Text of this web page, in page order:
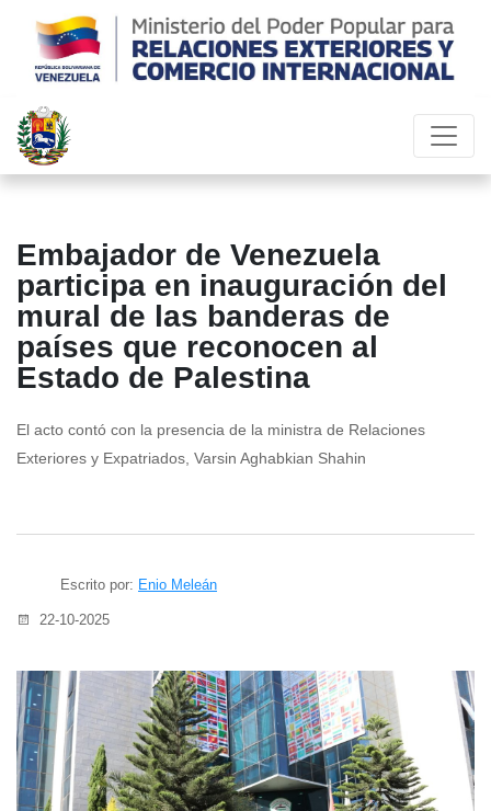
Embajador de Venezuela
participa en inauguración del
mural de las banderas de
países que reconocen al
Estado de Palestina
El acto contó con la presencia de la ministra de Relaciones
Exteriores y Expatriados, Varsin Aghabkian Shahin
Escrito por: Enio Meleán
22-10-2025